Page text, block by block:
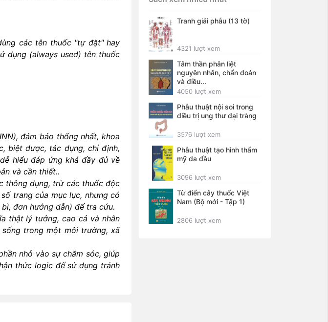
các tên thuốc "tự đặt" hay
dụng (always used) tên thuốc
đảm bảo thống nhất, khoa
biệt dược, tác dụng, chỉ định,
hiểu đáp ứng khá đầy đủ về
và cần thiết..
thông dụng, trừ các thuốc độc
trang của mục lục, nhưng có
đơn hướng dẫn) đế tra cứu.
thật lý tưởng, cao cả và nhân
trong một môi trường, xã
nhỏ vào sự chăm sóc, giúp
thức logic đế sử dụng tránh
Tranh giải phẫu (13 tờ)
4321 lượt xem
Tâm thần phân liệt
nguyên nhân, chẩn đoán
và điều...
4050 lượt xem
Phẫu thuật nội soi trong
điều trị ung thư đại tràng
3576 lượt xem
Phẫu thuật tạo hình thẩm
mỹ da đầu
3096 lượt xem
Từ điển cây thuốc Việt
Nam (Bộ mới - Tập 1)
2806 lượt xem